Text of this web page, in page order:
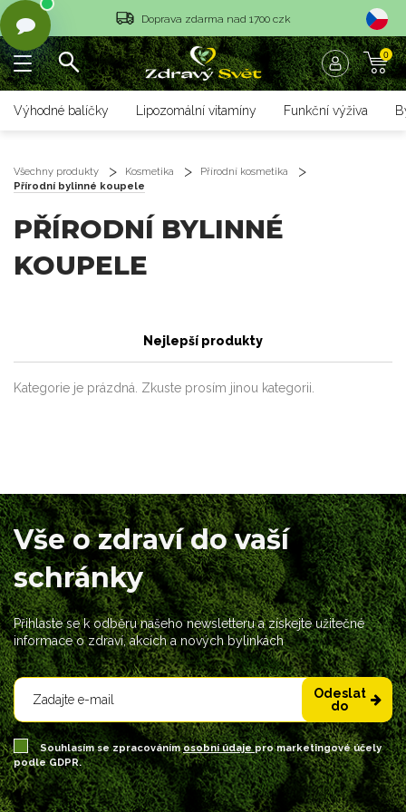
Vrácení objednávky do 14 dnů
Rychlé dodání <36 hodin
0
Výhodné balíčky Lipozomální vitamíny Funkční výživa
Všechny produkty Kosmetika
Přírodní kosmetika
Přírodní bylinné koupele
PŘÍRODNÍ BYLINNÉ
KOUPELE
Nejlepší produkty
Kategorie je prázdná. Zkuste prosím jinou kategorii.
Vše o zdraví do vaší
schránky
Přihlaste se k odběru našeho newsletteru a získejte užitečné
informace o zdraví, akcích a nových bylinkách
Odeslat
do
Souhlasím se zpracovánímosobní údajepro marketingové účely
podle GDPR.